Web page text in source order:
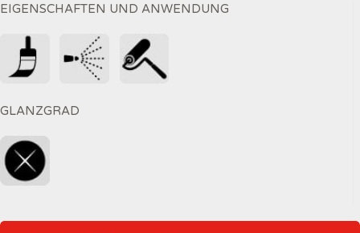
EIGENSCHAFTEN UND ANWENDUNG
GLANZGRAD